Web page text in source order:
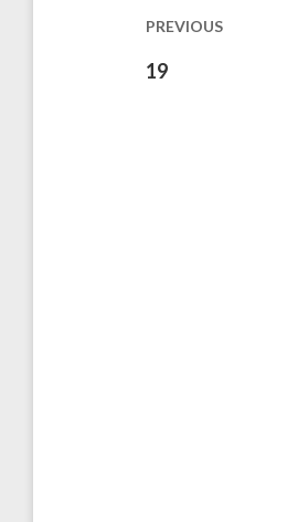
les
publications
PREVIOUS
Previous
19